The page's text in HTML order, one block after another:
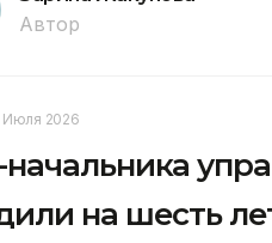
Автор
Июля 2026
начальника
на шесть